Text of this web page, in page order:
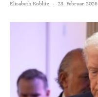
Elisabeth Koblitz · 23. Februar 2026